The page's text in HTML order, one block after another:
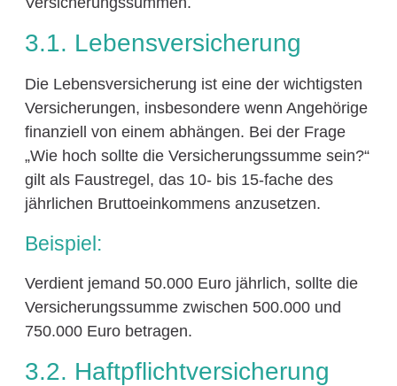
3.1. Lebensversicherung
Die Lebensversicherung ist eine der wichtigsten
Versicherungen, insbesondere wenn Angehörige
finanziell von einem abhängen. Bei der Frage
„Wie hoch sollte die Versicherungssumme sein?“
gilt als Faustregel, das 10- bis 15-fache des
jährlichen Bruttoeinkommens anzusetzen.
Beispiel:
Verdient jemand 50.000 Euro jährlich, sollte die
Versicherungssumme zwischen 500.000 und
750.000 Euro betragen.
3.2. Haftpflichtversicherung